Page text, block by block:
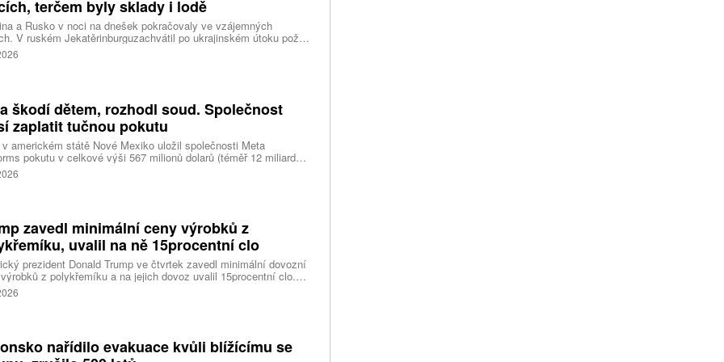
terčem byly sklady i lodě
a Rusko v noci na dnešek pokračovaly ve vzájemných
V ruském Jekatěrinburguzachvátil po ukrajinském útoku požár
centrum ruského internetového prodejce Wildberries.
o tom informovala bez podrobností na síti Telegram.
škodí dětem, rozhodl soud. Společnost
zaplatit tučnou pokutu
americkém státě Nové Mexiko uložil společnosti Meta
pokutu v celkové výši 567 milionů dolarů (téměř 12 miliard
za újmu, kterou její platformy Facebook a Instagram působí
lidem. Firma musí změnit způsob ověřování věku.
zavedl minimální ceny výrobků z
uvalil na ně 15procentní clo
prezident Donald Trump ve čtvrtek zavedl minimální dovozní
z polykřemíku a na jejich dovoz uvalil 15procentní clo.
se používá při výrobě polovodičů a je hlavní složkou
panelů, jeho největším světovým producentem je Čína.
Reuters.nařídilo evakuace kvůli blížícímu se